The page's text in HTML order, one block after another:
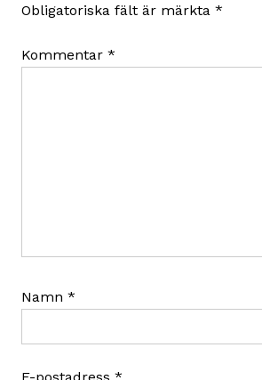
Obligatoriska fält är märkta *
Kommentar *
Namn *